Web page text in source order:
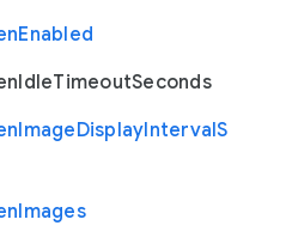
Enabled
IdleTimeoutSeconds
ImageDisplayIntervalS
Images